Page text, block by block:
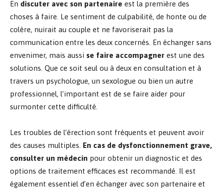
En discuter avec son partenaire est la première des
choses à faire. Le sentiment de culpabilité, de honte ou de
colère, nuirait au couple et ne favoriserait pas la
communication entre les deux concernés. En échanger sans
envenimer, mais aussi se faire accompagner est une des
solutions. Que ce soit seul ou à deux en consultation et à
travers un psychologue, un sexologue ou bien un autre
professionnel, l’important est de se faire aider pour
surmonter cette difficulté.
Les troubles de l’érection sont fréquents et peuvent avoir
des causes multiples. En cas de dysfonctionnement grave,
consulter un médecin pour obtenir un diagnostic et des
options de traitement efficaces est recommandé. Il est
également essentiel d’en échanger avec son partenaire et